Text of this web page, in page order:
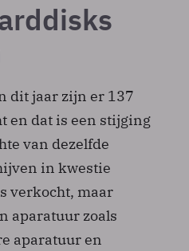
dit jaar zijn er 137
en dat is een stijging
van dezelfde
in kwestie
verkocht, maar
aparatuur zoals
aparatuur en